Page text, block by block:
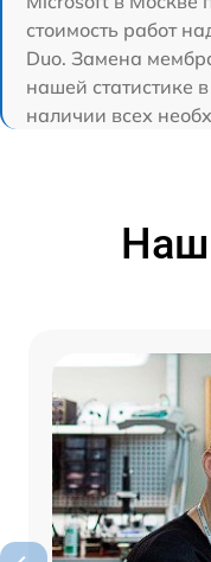
стоимость работ
Duo. Замена
нашей статистике
наличии всех